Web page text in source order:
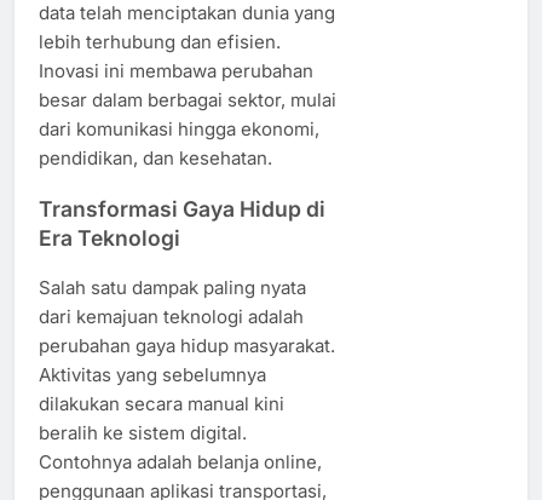
data telah menciptakan dunia yang
lebih terhubung dan efisien.
Inovasi ini membawa perubahan
besar dalam berbagai sektor, mulai
dari komunikasi hingga ekonomi,
pendidikan, dan kesehatan.
Transformasi Gaya Hidup di
Era Teknologi
Salah satu dampak paling nyata
dari kemajuan teknologi adalah
perubahan gaya hidup masyarakat.
Aktivitas yang sebelumnya
dilakukan secara manual kini
beralih ke sistem digital.
Contohnya adalah belanja online,
penggunaan aplikasi transportasi,